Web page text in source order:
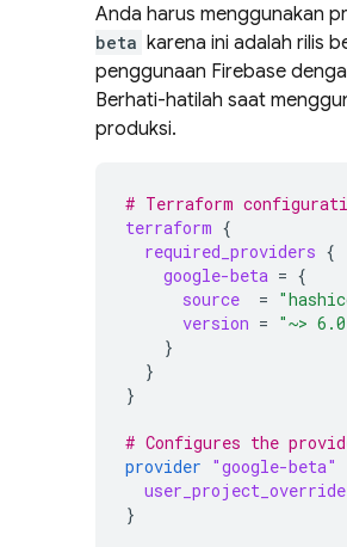
Anda harus menggunakan
beta karena ini adalah rilis
penggunaan Firebase
Berhati-hatilah saat
produksi.
# Terraform
terraform {
required_providers {
google-beta = {
source
=
version = "~>
}
}
}
# Configures the
provider "google-beta"
user_project_override
}